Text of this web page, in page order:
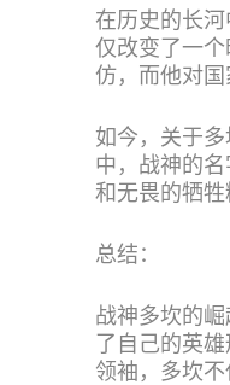
在历史的长
仅改变了一
仿，而他对国
如今，关于
中，战神的
和无畏的牺牲
总结：
战神多坎的
了自己的英
领袖，多坎